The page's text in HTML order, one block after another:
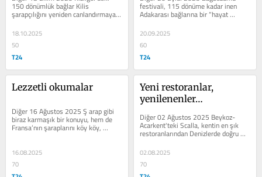
150 dönümlük bağlar Kilis
şarapçılığını yeniden canlandırmaya
başlamış “Beyim, bizim katmerimiz...
18.10.2025
50
T24
festivali, 115 dönüme kadar inen
Adakarası bağlarına bir “hayat
öpücüğü” vermek için düzenleniyor...
20.09.2025
60
T24
Lezzetli okumalar
Diğer 16 Ağustos 2025 Ş arap gibi
biraz karmaşık bir konuyu, hem de
Fransa’nın şaraplarını köy köy,
kasaba kasaba gezerek yerinde,
16.08.2025
70
Yeni restoranlar,
yenilenenler…
Diğer 02 Ağustos 2025 Beykoz-
Acarkent'teki Scalla, kentin en şık
restoranlarından Denizlerde doğru
02.08.2025
70